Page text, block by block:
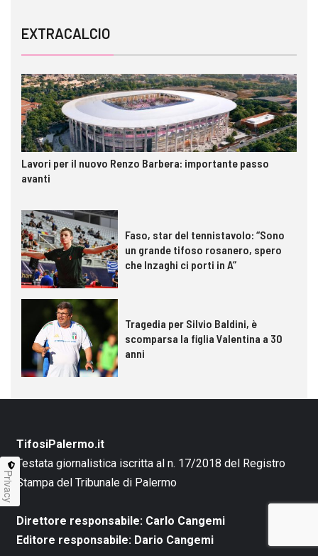
EXTRACALCIO
Lavori per il nuovo Renzo Barbera: importante passo
avanti
Faso, star del tennistavolo: “Sono
un grande tifoso rosanero, spero
che Inzaghi ci porti in A”
Tragedia per Silvio Baldini, è
scomparsa la figlia Valentina a 30
anni
TifosiPalermo.it
Testata giornalistica iscritta al n. 17/2018 del Registro
Stampa del Tribunale di Palermo
Direttore responsabile: Carlo Cangemi
Editore responsabile: Dario Cangemi
Privacy